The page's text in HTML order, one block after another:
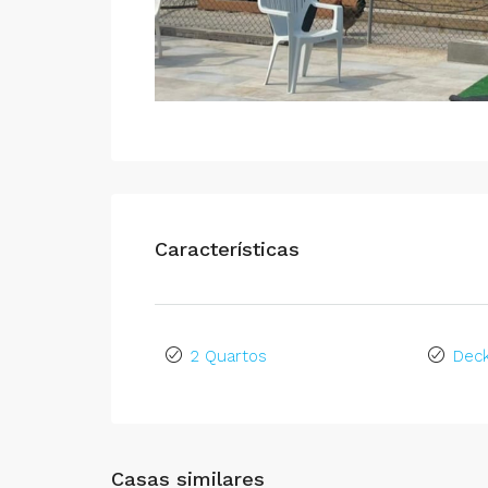
Características
2 Quartos
Casas similares